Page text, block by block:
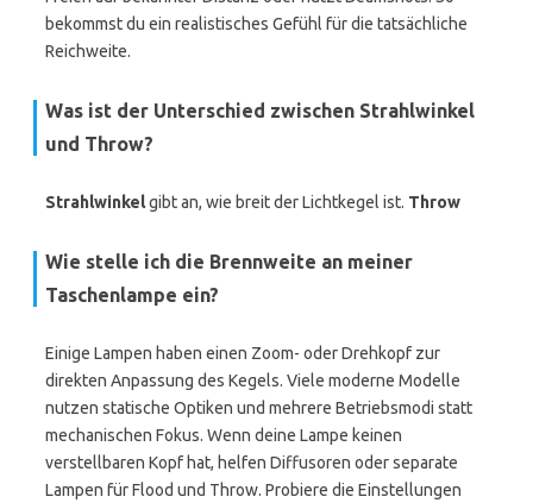
bekommst du ein realistisches Gefühl für die tatsächliche
Reichweite.
Was ist der Unterschied zwischen Strahlwinkel
und Throw?
Strahlwinkelgibt an, wie breit der Lichtkegel ist. Throw
Wie stelle ich die Brennweite an meiner
Taschenlampe ein?
Einige Lampen haben einen Zoom- oder Drehkopf zur
direkten Anpassung des Kegels. Viele moderne Modelle
nutzen statische Optiken und mehrere Betriebsmodi statt
mechanischen Fokus. Wenn deine Lampe keinen
verstellbaren Kopf hat, helfen Diffusoren oder separate
Lampen für Flood und Throw. Probiere die Einstellungen